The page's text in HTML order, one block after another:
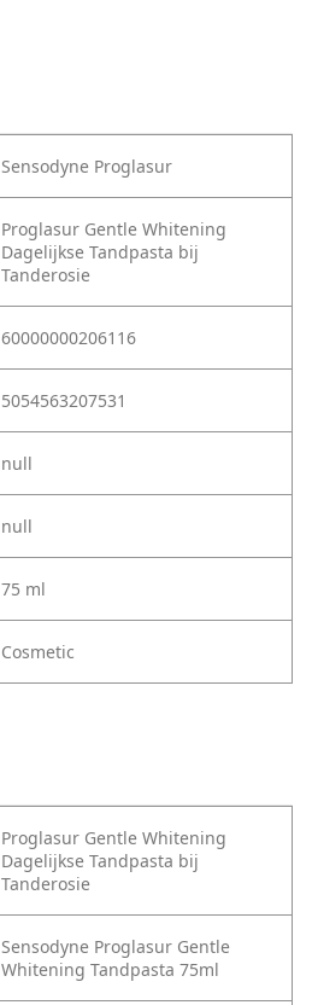
Sensodyne Proglasur
Proglasur Gentle Whitening
Dagelijkse Tandpasta bij
Tanderosie
60000000206116
5054563207531
null
null
75 ml
Cosmetic
Proglasur Gentle Whitening
Dagelijkse Tandpasta bij
Tanderosie
Sensodyne Proglasur Gentle
Whitening Tandpasta 75ml